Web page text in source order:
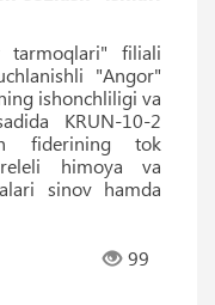
tarmoqlari" filiali
"Angor"
ishonchliligi va
KRUN-10-2
fiderining tok
himoya va
sinov hamda
99